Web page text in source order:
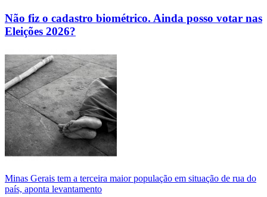
Não fiz o cadastro biométrico. Ainda posso votar nas
Eleições 2026?
Minas Gerais tem a terceira maior população em situação de rua do
país, aponta levantamento